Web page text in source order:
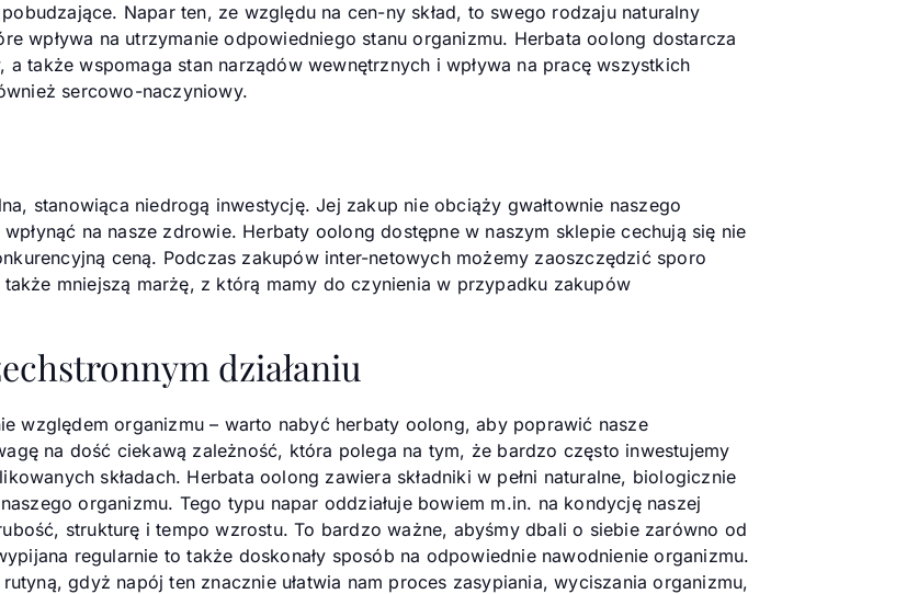
Napar ten, ze względu na cen-ny skład, to swego rodzaju naturalny
wpływa na utrzymanie odpowiedniego stanu organizmu. Herbata oolong dostarcza
a także wspomaga stan narządów wewnętrznych i wpływa na pracę wszystkich
sercowo-naczyniowy.
stanowiąca niedrogą inwestycję. Jej zakup nie obciąży gwałtownie naszego
na nasze zdrowie. Herbaty oolong dostępne w naszym sklepie cechują się nie
ceną. Podczas zakupów inter-netowych możemy zaoszczędzić sporo
mniejszą marżę, z którą mamy do czynienia w przypadku zakupów
działaniu
względem organizmu – warto nabyć herbaty oolong, aby poprawić nasze
na dość ciekawą zależność, która polega na tym, że bardzo często inwestujemy
składach. Herbata oolong zawiera składniki w pełni naturalne, biologicznie
organizmu. Tego typu napar oddziałuje bowiem m.in. na kondycję naszej
strukturę i tempo wzrostu. To bardzo ważne, abyśmy dbali o siebie zarówno od
regularnie to także doskonały sposób na odpowiednie nawodnienie organizmu.
gdyż napój ten znacznie ułatwia nam proces zasypiania, wyciszania organizmu,